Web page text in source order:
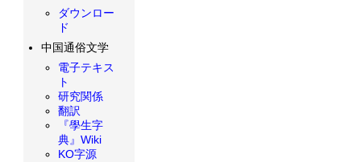
ダウンロー
ド
中国通俗文学
電子テキス
ト
研究関係
翻訳
『學生字
典』Wiki
KO字源